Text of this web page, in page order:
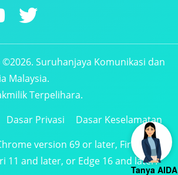
Suruhanjaya Komunikasi dan
Malaysia.
Terpelihara.
Dasar Privasi
Dasar Keselamatan
version 69 or later, Firefox 61
11 and later, or Edge 16 and later.